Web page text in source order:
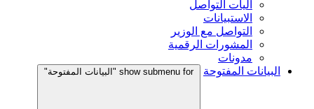
آليات التواصل
الاستبيانات
التواصل مع الوزير
المشورات الرقمية
مدونات
البيانات المفتوحة
show submenu for "البيانات المفتوحة"